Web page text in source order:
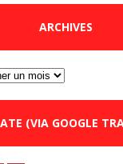
ARCHIVES
(VIA GOOGLE